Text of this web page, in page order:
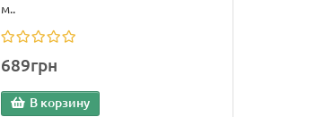
м..
689грн
В корзину